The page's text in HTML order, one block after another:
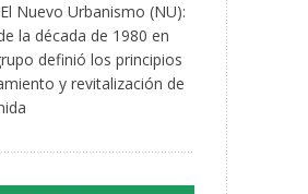
Nuevo Urbanismo (NU):
la década de 1980 en
definió los principios
y revitalización de